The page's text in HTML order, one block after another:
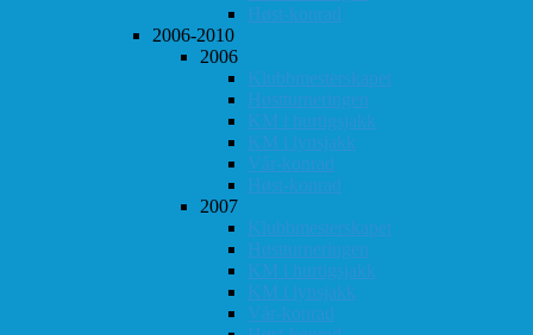
Høst-konrad
2006-2010
2006
Klubbmesterskapet
Høstturneringen
KM i hurtigsjakk
KM i lynsjakk
Vår-konrad
Høst-konrad
2007
Klubbmesterskapet
Høstturneringen
KM i hurtigsjakk
KM i lynsjakk
Vår-konrad